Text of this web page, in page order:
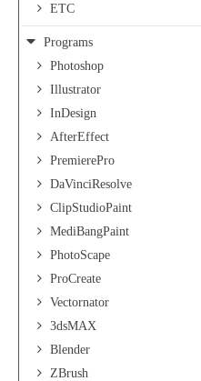
ETC
Programs
Photoshop
Illustrator
InDesign
AfterEffect
PremierePro
DaVinciResolve
ClipStudioPaint
MediBangPaint
PhotoScape
ProCreate
Vectornator
3dsMAX
Blender
ZBrush